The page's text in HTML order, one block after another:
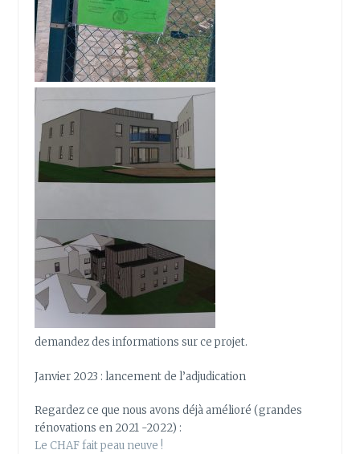
demandez des informations sur ce projet.
Janvier 2023 : lancement de l’adjudication
Regardez ce que nous avons déjà amélioré (grandes
rénovations en 2021 -2022) :
Le CHAF fait peau neuve !